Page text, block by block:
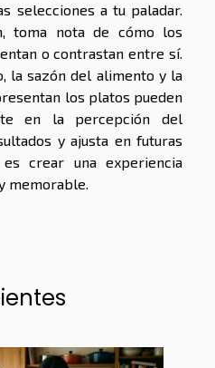
selecciones a tu paladar.
toma nota de cómo los
o contrastan entre sí.
la sazón del alimento y la
los platos pueden
en la percepción del
y ajusta en futuras
crear una experiencia
memorable.